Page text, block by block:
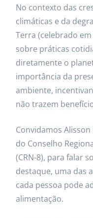
No contexto das
climáticas e da
Terra (celebrado
sobre práticas
diretamente o
importância da
ambiente,
não trazem
Convidamos
do Conselho
(CRN-8), para falar
destaque, uma das
cada pessoa pode
alimentação.